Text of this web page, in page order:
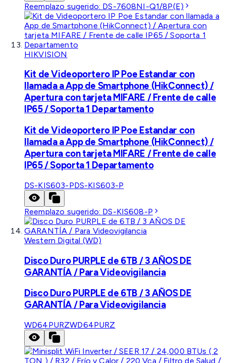
Reemplazo sugerido: DS-7608NI-Q1/8P(E)
HIKVISION
Kit de Videoportero IP Poe Estandar con
llamada a App de Smartphone (HikConnect) /
Apertura con tarjeta MIFARE / Frente de calle
IP65 / Soporta 1 Departamento
Kit de Videoportero IP Poe Estandar con
llamada a App de Smartphone (HikConnect) /
Apertura con tarjeta MIFARE / Frente de calle
IP65 / Soporta 1 Departamento
DS-KIS603-PDS-KIS603-P
Reemplazo sugerido: DS-KIS608-P
Western Digital (WD)
Disco Duro PURPLE de 6TB / 3 AÑOS DE
GARANTÍA / Para Videovigilancia
Disco Duro PURPLE de 6TB / 3 AÑOS DE
GARANTÍA / Para Videovigilancia
WD64PURZWD64PURZ